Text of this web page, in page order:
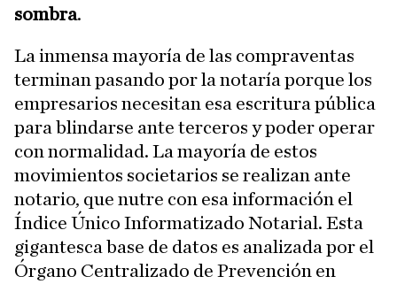
sombra.
La inmensa mayoría de las compraventas
terminan pasando por la notaría porque los
empresarios necesitan esa escritura pública
para blindarse ante terceros y poder operar
con normalidad. La mayoría de estos
movimientos societarios se realizan ante
notario, que nutre con esa información el
Índice Único Informatizado Notarial. Esta
gigantesca base de datos es analizada por el
Órgano Centralizado de Prevención en